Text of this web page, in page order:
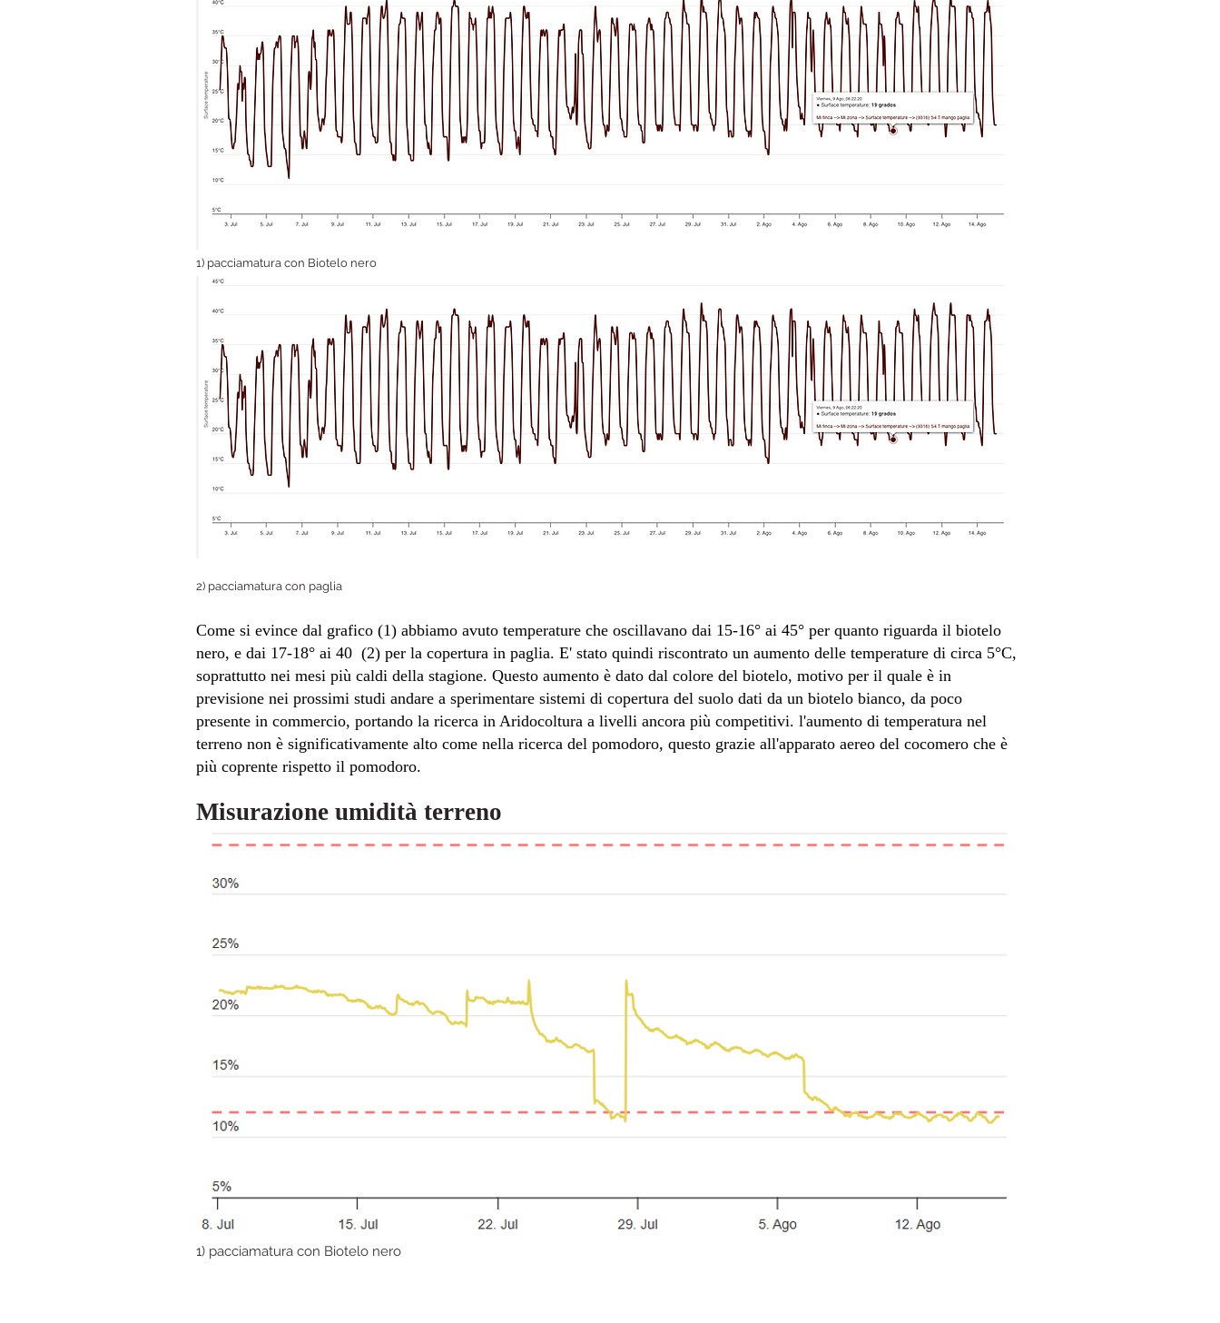
1) pacciamatura con Biotelo nero
2) pacciamatura con paglia
Come si evince dal grafico (1) abbiamo avuto temperature che oscillavano dai 15-16° ai 45° per quanto riguarda il biotelo
nero, e dai 17-18° ai 40 (2) per la copertura in paglia. E' stato quindi riscontrato un aumento delle temperature di circa 5°C,
soprattutto nei mesi più caldi della stagione. Questo aumento è dato dal colore del biotelo, motivo per il quale è in
previsione nei prossimi studi andare a sperimentare sistemi di copertura del suolo dati da un biotelo bianco, da poco
presente in commercio, portando la ricerca in Aridocoltura a livelli ancora più competitivi. l'aumento di temperatura nel
terreno non è significativamente alto come nella ricerca del pomodoro, questo grazie all'apparato aereo del cocomero che è
più coprente rispetto il pomodoro.
Misurazione umidità terreno
1) pacciamatura con Biotelo nero